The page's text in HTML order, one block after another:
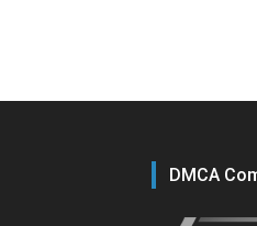
DMCA